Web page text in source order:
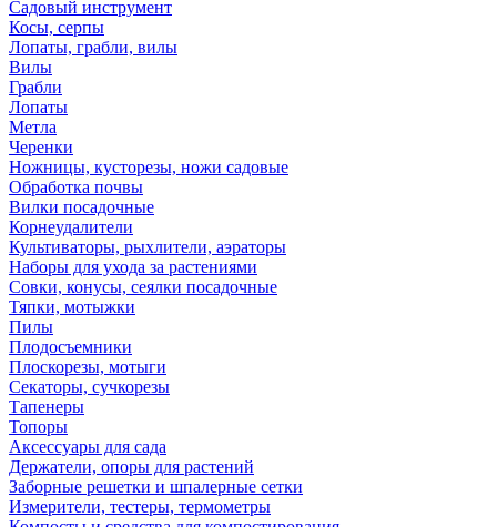
Садовый инструмент
Косы, серпы
Лопаты, грабли, вилы
Вилы
Грабли
Лопаты
Метла
Черенки
Ножницы, кусторезы, ножи садовые
Обработка почвы
Вилки посадочные
Корнеудалители
Культиваторы, рыхлители, аэраторы
Наборы для ухода за растениями
Совки, конусы, сеялки посадочные
Тяпки, мотыжки
Пилы
Плодосъемники
Плоскорезы, мотыги
Секаторы, сучкорезы
Тапенеры
Топоры
Аксессуары для сада
Держатели, опоры для растений
Заборные решетки и шпалерные сетки
Измерители, тестеры, термометры